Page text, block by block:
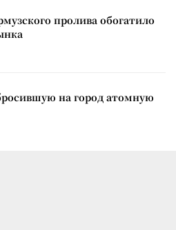
пролива обогатило
на город атомную